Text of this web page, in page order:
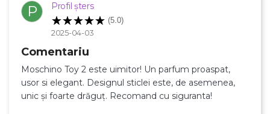
P Profil șters
(5.0)
2025-04-03
Comentariu
Moschino Toy 2 este uimitor! Un parfum proaspat,
usor si elegant. Designul sticlei este, de asemenea,
unic și foarte drăguț. Recomand cu siguranta!